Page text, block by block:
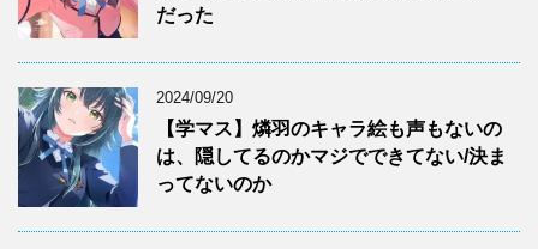
だった
2024/09/20
【学マス】燐羽のキャラ絵も声もないの
は、隠してるのかマジでできてない/決ま
ってないのか